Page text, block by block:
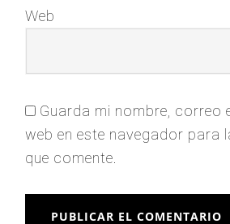
Web
Guarda mi nombre, correo
web en este navegador para
que comente.